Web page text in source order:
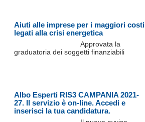
Aiuti alle imprese per i maggiori costi
legati alla crisi energetica
Approvata la
graduatoria dei soggetti finanziabili
Albo Esperti RIS3 CAMPANIA 2021-
27. Il servizio è on-line. Accedi e
inserisci la tua candidatura.